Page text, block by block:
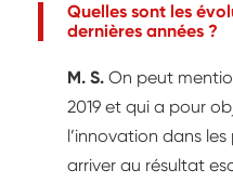
Quelles sont les
dernières années ?
M. S. On peut
2019 et qui a pour
l’innovation dans
arriver au résultat